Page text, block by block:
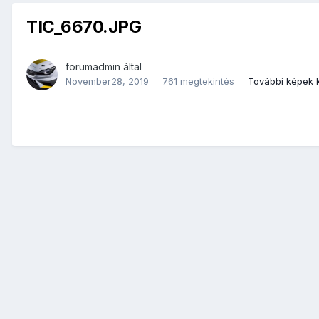
TIC_6670.JPG
forumadmin által
November28, 2019 761 megtekintés További képek